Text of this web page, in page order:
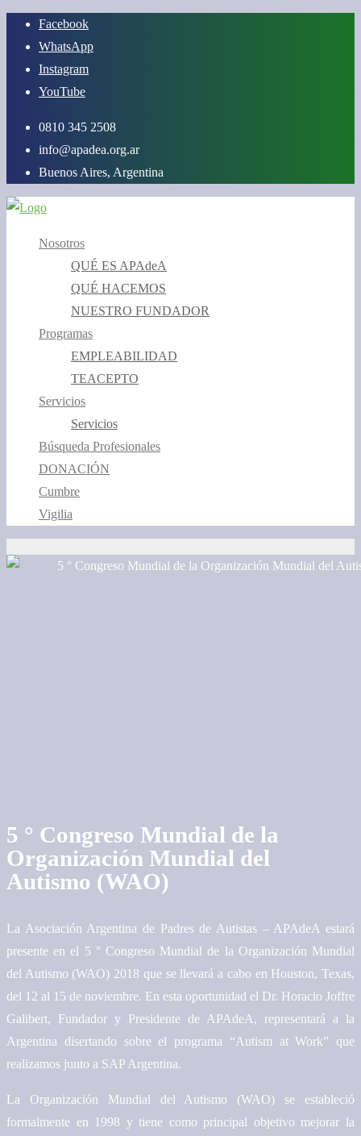
Saltar
contenido
Facebook
WhatsApp
Instagram
YouTube
0810 345 2508
info@apadea.org.ar
Buenos Aires, Argentina
Nosotros
QUÉ ES APAdeA
QUÉ HACEMOS
NUESTRO FUNDADOR
Programas
EMPLEABILIDAD
TEACEPTO
Servicios
Servicios
Búsqueda Profesionales
DONACIÓN
Cumbre
Vigilia
5 ° Congreso Mundial de la
Organización Mundial del
Autismo (WAO)
La Asociación Argentina de Padres de Autistas – APAdeA estará
presente en el 5 ° Congreso Mundial de la Organización Mundial
del Autismo (WAO) 2018 que se llevará a cabo en Houston, Texas,
del 12 al 15 de noviembre. En esta oportunidad el Dr. Horacio Joffre
Galibert, Fundador y Presidente de APAdeA, representará a la
Argentina disertando sobre el programa “Autism at Work” que
realizamos junto a SAP Argentina.
La Organización Mundial del Autismo (WAO) se estableció
formalmente en 1998 y tiene como principal objetivo mejorar la